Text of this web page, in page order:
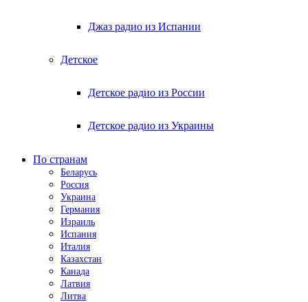
Джаз радио из Испании
Детское
Детское радио из России
Детское радио из Украины
По странам
Беларусь
Россия
Украина
Германия
Израиль
Испания
Италия
Казахстан
Канада
Латвия
Литва